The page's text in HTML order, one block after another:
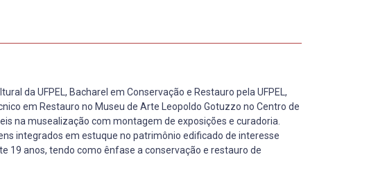
da UFPEL, Bacharel em Conservação e Restauro pela UFPEL,
em Restauro no Museu de Arte Leopoldo Gotuzzo no Centro de
na musealização com montagem de exposições e curadoria.
integrados em estuque no patrimônio edificado de interesse
19 anos, tendo como ênfase a conservação e restauro de